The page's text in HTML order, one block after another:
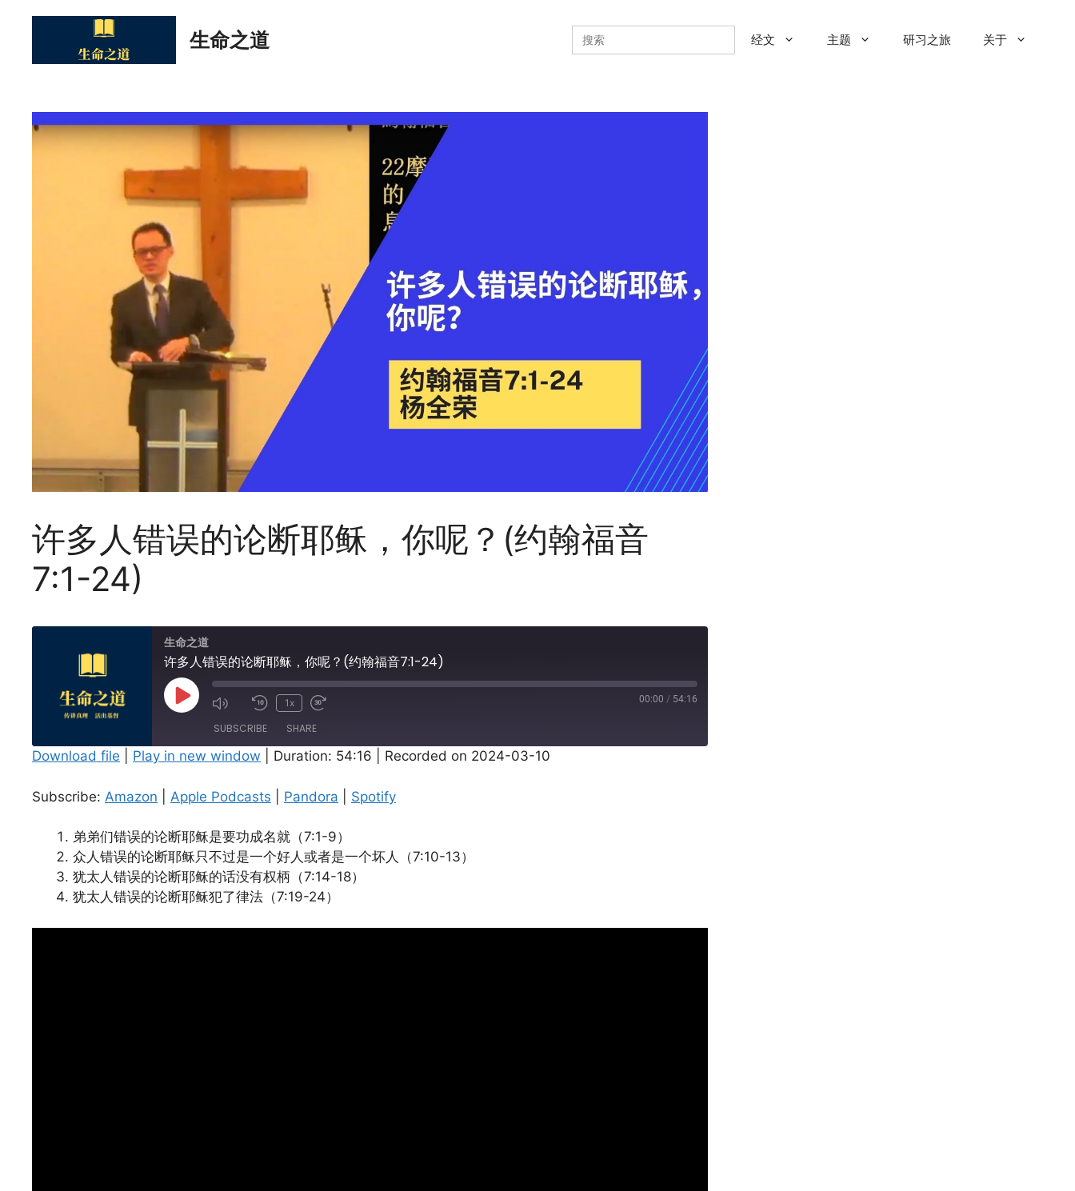
生命之道
Search
for:
经文 主题 研习之旅 关于
许多人错误的论断耶稣，你呢？(约翰福音
7:1-24)
生命之道
许多人错误的论断耶稣，你呢？(约翰福音7:1-24)
Play
Episode
1x 00:00 / 54:16
SUBSCRIBE SHARE
Spotify
RSS FEED
EMBED
Download file Play in new window Duration: 54:16 Recorded on 2024-03-10
Subscribe: Amazon Apple Podcasts Pandora Spotify
弟弟们错误的论断耶稣是要功成名就（7:1-9）
众人错误的论断耶稣只不过是一个好人或者是一个坏人（7:10-13）
犹太人错误的论断耶稣的话没有权柄（7:14-18）
犹太人错误的论断耶稣犯了律法（7:19-24）